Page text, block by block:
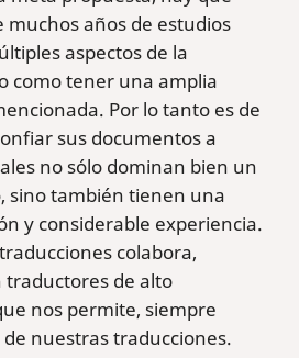
años de estudios
aspectos de la
como tener una amplia
Por lo tanto es de
sus documentos a
no sólo dominan bien un
sino también tienen una
y considerable experiencia.
colabora,
traductores de alto
nos permite, siempre
nuestras traducciones.